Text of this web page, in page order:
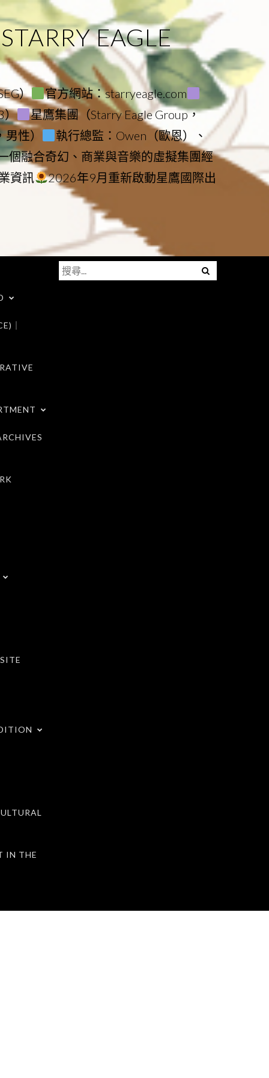
EAGLE
）
官方網站：starryeagle.com
）
星鷹集團（Starry Eagle Group，
性）
執行總監：Owen（歐恩）、
個融合奇幻、商業與音樂的虛擬集團經
資訊
2026年9月重新啟動星鷹國際出
｜
IN THE
Menu
搜
尋